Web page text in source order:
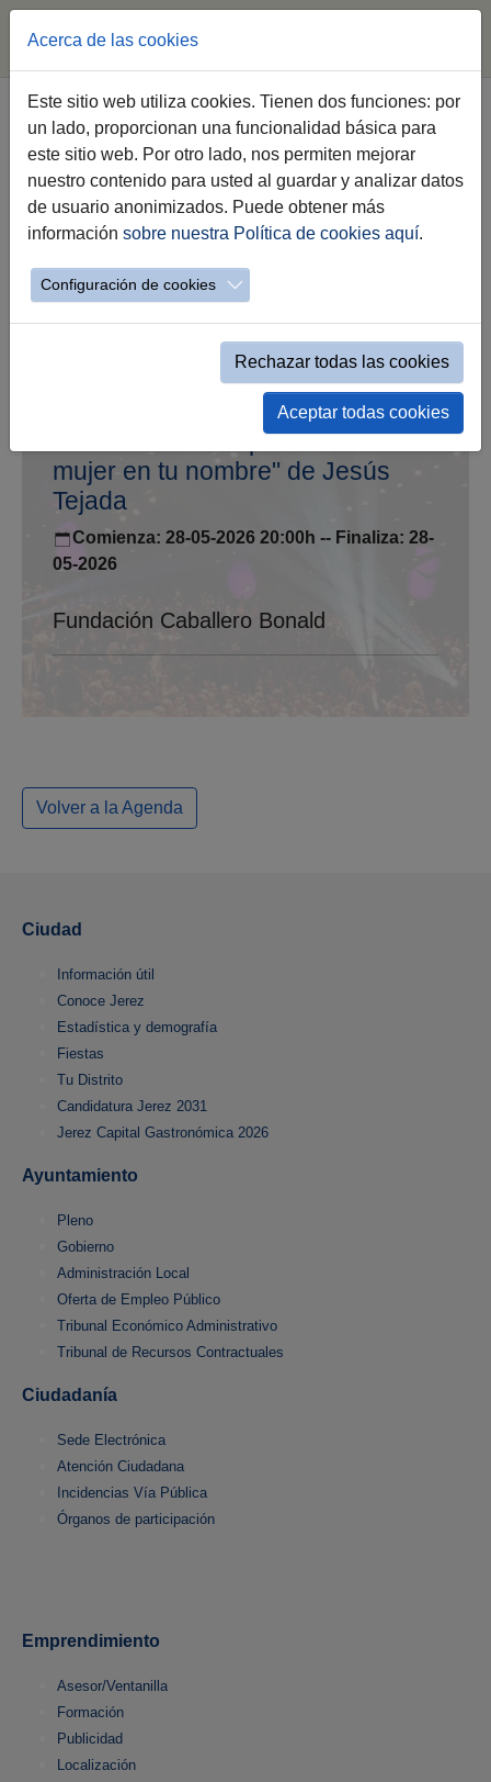
Saltar al contenido principal
Listado de eventos
Vela"
Comienza: 27-05-2026 20:00h -- Finaliza: 20-
Presentación del poemario "La
mujer en tu nombre" de Jesús
Tejada
Comienza: 28-05-2026 20:00h -- Finaliza: 28-
05-2026
Fundación Caballero Bonald
Volver a la Agenda
Ciudad
Información útil
Conoce Jerez
Estadística y demografía
Fiestas
Tu Distrito
Candidatura Jerez 2031
Jerez Capital Gastronómica 2026
Ayuntamiento
Pleno
Gobierno
Administración Local
Oferta de Empleo Público
Tribunal Económico Administrativo
Tribunal de Recursos Contractuales
Ciudadanía
Sede Electrónica
Atención Ciudadana
Incidencias Vía Pública
Órganos de participación
Emprendimiento
Asesor/Ventanilla
Formación
Publicidad
Localización
Acerca de las cookies
Este sitio web utiliza cookies. Tienen dos funciones: por
un lado, proporcionan una funcionalidad básica para
este sitio web. Por otro lado, nos permiten mejorar
nuestro contenido para usted al guardar y analizar datos
de usuario anonimizados. Puede obtener más
información sobre nuestra Política de cookies aquí.
Configuración de cookies
Rechazar todas las cookies
Aceptar todas cookies